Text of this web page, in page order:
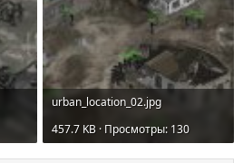
urban_location_02.jpg
457.7 KB · Просмотры: 130